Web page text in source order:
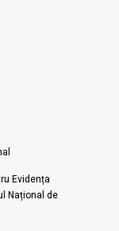
Evidența
Național de